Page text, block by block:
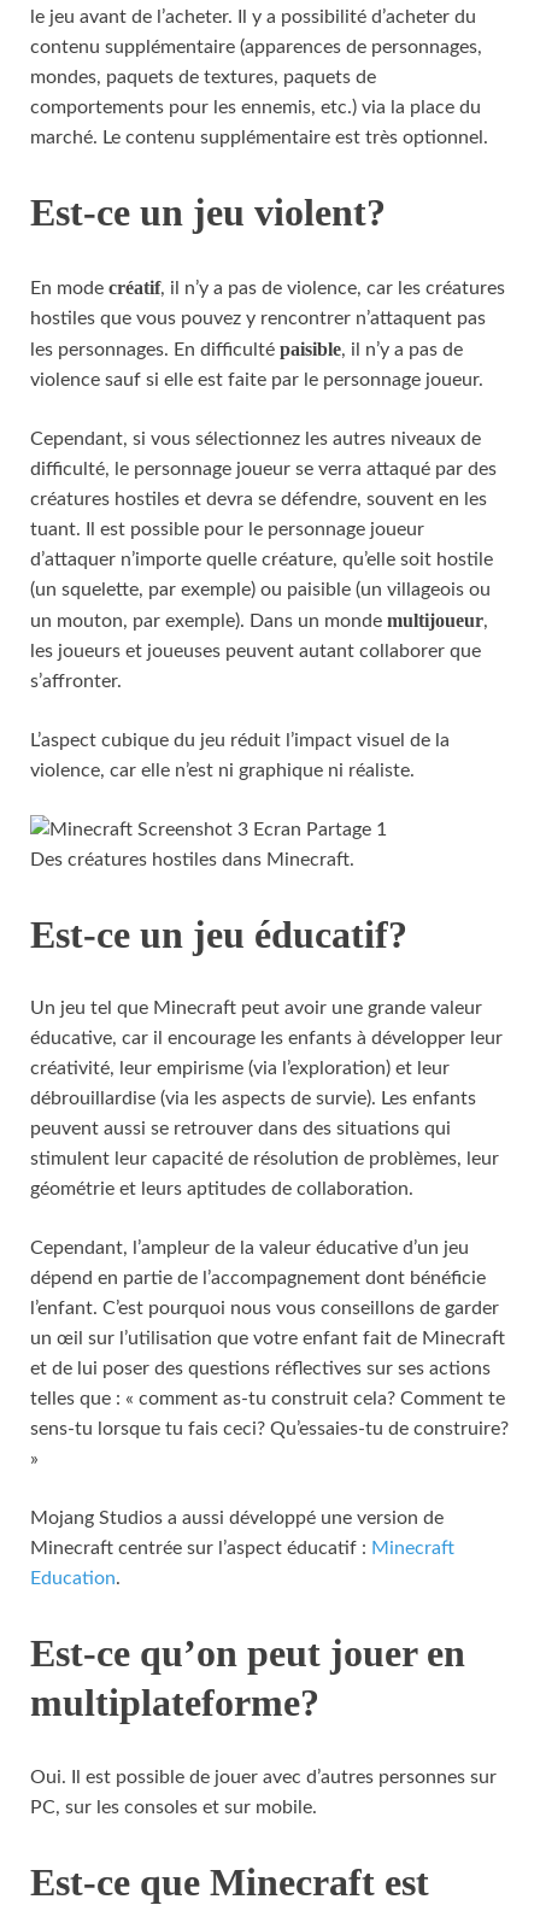
le jeu avant de l’acheter. Il y a possibilité d’acheter du
contenu supplémentaire (apparences de personnages,
mondes, paquets de textures, paquets de
comportements pour les ennemis, etc.) via la place du
marché. Le contenu supplémentaire est très optionnel.
Est-ce un jeu violent?
En mode créatif, il n’y a pas de violence, car les créatures
hostiles que vous pouvez y rencontrer n’attaquent pas
les personnages. En difficulté paisible, il n’y a pas de
violence sauf si elle est faite par le personnage joueur.
Cependant, si vous sélectionnez les autres niveaux de
difficulté, le personnage joueur se verra attaqué par des
créatures hostiles et devra se défendre, souvent en les
tuant. Il est possible pour le personnage joueur
d’attaquer n’importe quelle créature, qu’elle soit hostile
(un squelette, par exemple) ou paisible (un villageois ou
un mouton, par exemple). Dans un monde multijoueur,
les joueurs et joueuses peuvent autant collaborer que
s’affronter.
L’aspect cubique du jeu réduit l’impact visuel de la
violence, car elle n’est ni graphique ni réaliste.
Des créatures hostiles dans Minecraft.
Est-ce un jeu éducatif?
Un jeu tel que Minecraft peut avoir une grande valeur
éducative, car il encourage les enfants à développer leur
créativité, leur empirisme (via l’exploration) et leur
débrouillardise (via les aspects de survie). Les enfants
peuvent aussi se retrouver dans des situations qui
stimulent leur capacité de résolution de problèmes, leur
géométrie et leurs aptitudes de collaboration.
Cependant, l’ampleur de la valeur éducative d’un jeu
dépend en partie de l’accompagnement dont bénéficie
l’enfant. C’est pourquoi nous vous conseillons de garder
un œil sur l’utilisation que votre enfant fait de Minecraft
et de lui poser des questions réflectives sur ses actions
telles que : « comment as-tu construit cela? Comment te
sens-tu lorsque tu fais ceci? Qu’essaies-tu de construire?
»
Mojang Studios a aussi développé une version de
Minecraft centrée sur l’aspect éducatif : Minecraft
Education.
Est-ce qu’on peut jouer en
multiplateforme?
Oui. Il est possible de jouer avec d’autres personnes sur
PC, sur les consoles et sur mobile.
Est-ce que Minecraft est